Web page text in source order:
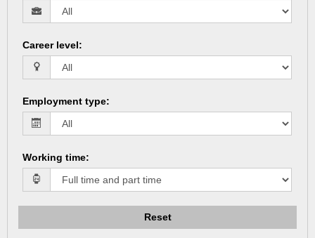
Career level:
Employment type:
Working time:
Reset